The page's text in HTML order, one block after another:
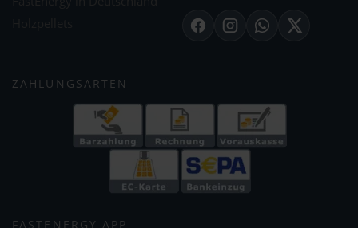
FacebookInstagramWhatsApp
X
ZAHLUNGSARTEN
FASTENERGY APP